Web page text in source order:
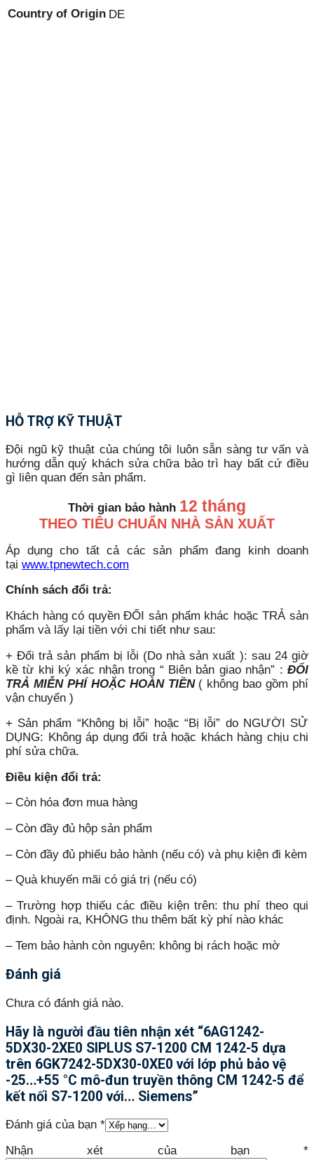
Country of Origin DE
HỖ TRỢ KỸ THUẬT
Đội ngũ kỹ thuật của chúng tôi luôn sẵn sàng tư vấn và
hướng dẫn quý khách sửa chữa bảo trì hay bất cứ điều
gì liên quan đến sản phẩm.
Thời gian bảo hành 12 tháng
THEO TIÊU CHUẨN NHÀ SẢN XUẤT
Áp dụng cho tất cả các sản phẩm đang kinh doanh
tại www.tpnewtech.com
Chính sách đổi trả:
Khách hàng có quyền ĐỔI sản phẩm khác hoặc TRẢ sản
phẩm và lấy lại tiền với chi tiết như sau:
+ Đổi trả sản phẩm bị lỗi (Do nhà sản xuất ): sau 24 giờ
kề từ khi ký xác nhận trong “ Biên bản giao nhận” : ĐỔI
TRẢ MIỄN PHÍ HOẶC HOÀN TIỀN( không bao gồm phí
vận chuyển )
+ Sản phẩm “Không bị lỗi” hoặc “Bị lỗi” do NGƯỜI SỬ
DỤNG: Không áp dụng đổi trả hoặc khách hàng chịu chi
phí sửa chữa.
Điều kiện đổi trả:
– Còn hóa đơn mua hàng
– Còn đầy đủ hộp sản phẩm
– Còn đầy đủ phiếu bảo hành (nếu có) và phụ kiện đi kèm
– Quà khuyến mãi có giá trị (nếu có)
– Trường hợp thiếu các điều kiện trên: thu phí theo qui
định. Ngoài ra, KHÔNG thu thêm bất kỳ phí nào khác
– Tem bảo hành còn nguyên: không bị rách hoặc mờ
Đánh giá
Chưa có đánh giá nào.
Hãy là người đầu tiên nhận xét “6AG1242-
5DX30-2XE0 SIPLUS S7-1200 CM 1242-5 dựa
trên 6GK7242-5DX30-0XE0 với lớp phủ bảo vệ
-25…+55 °C mô-đun truyền thông CM 1242-5 để
kết nối S7-1200 với… Siemens”
Đánh giá của bạn *
Nhận xét của bạn *